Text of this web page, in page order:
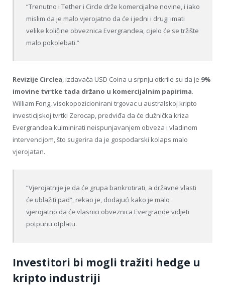
“Trenutno i Tether i Circle drže komercijalne novine, i iako
mislim da je malo vjerojatno da će i jedni i drugi imati
velike količine obveznica Evergrandea, cijelo će se tržište
malo pokolebati.”
Revizije Circlea, izdavača USD Coina u srpnju otkrile su da je 9%
imovine tvrtke tada držano u komercijalnim papirima.
William Fong, visokopozicionirani trgovac u australskoj kripto
investicijskoj tvrtki Zerocap, predviđa da će dužnička kriza
Evergrandea kulminirati neispunjavanjem obveza i vladinom
intervencijom, što sugerira da je gospodarski kolaps malo
vjerojatan.
“Vjerojatnije je da će grupa bankrotirati, a državne vlasti
će ublažiti pad”, rekao je, dodajući kako je malo
vjerojatno da će vlasnici obveznica Evergrande vidjeti
potpunu otplatu.
Investitori bi mogli tražiti hedge u
kripto industriji